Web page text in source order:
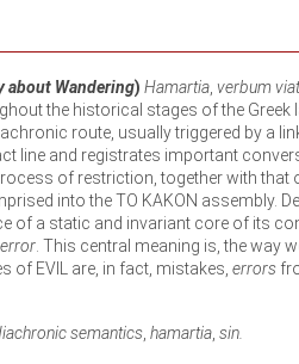
about Wandering) Hamartia, verbum
the historical stages of the
route, usually triggered by a
line and registrates important
of restriction, together with that
into the TO KAKON assembly.
of a static and invariant core of its
error. This central meaning is, the way
of EVIL are, in fact, mistakes, errors
semantics, hamartia, sin.